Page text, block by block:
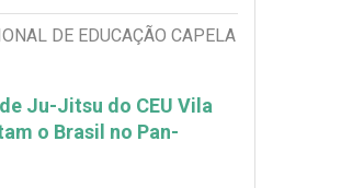
DE EDUCAÇÃO CAPELA
Ju-Jitsu do CEU Vila
o Brasil no Pan-